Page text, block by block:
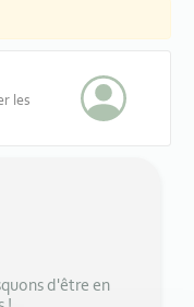
les
d'être en